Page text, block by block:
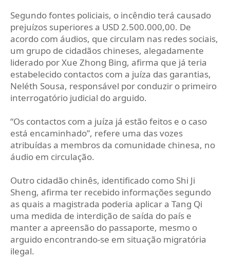
Segundo fontes policiais, o incêndio terá causado
prejuízos superiores a USD 2.500.000,00. De
acordo com áudios, que circulam nas redes sociais,
um grupo de cidadãos chineses, alegadamente
liderado por Xue Zhong Bing, afirma que já teria
estabelecido contactos com a juíza das garantias,
Neléth Sousa, responsável por conduzir o primeiro
interrogatório judicial do arguido.
“Os contactos com a juíza já estão feitos e o caso
está encaminhado”, refere uma das vozes
atribuídas a membros da comunidade chinesa, no
áudio em circulação.
Outro cidadão chinês, identificado como Shi Ji
Sheng, afirma ter recebido informações segundo
as quais a magistrada poderia aplicar a Tang Qi
uma medida de interdição de saída do país e
manter a apreensão do passaporte, mesmo o
arguido encontrando-se em situação migratória
ilegal.